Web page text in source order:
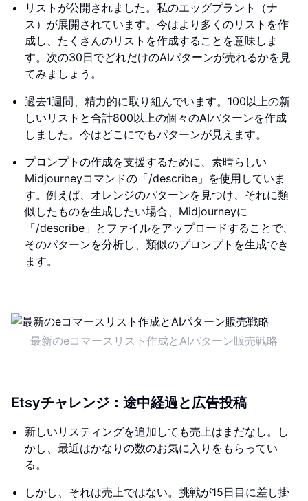
リストが公開されました。私のエッグプラント（ナ
ス）が展開されています。今はより多くのリストを作
成し、たくさんのリストを作成することを意味しま
す。次の30日でどれだけのAIパターンが売れるかを見
てみましょう。
過去1週間、精力的に取り組んでいます。100以上の新
しいリストと合計800以上の個々のAIパターンを作成
しました。今はどこにでもパターンが見えます。
プロンプトの作成を支援するために、素晴らしい
Midjourneyコマンドの「/describe」を使用していま
す。例えば、オレンジのパターンを見つけ、それに類
似したものを生成したい場合、Midjourneyに
「/describe」とファイルをアップロードすることで、
そのパターンを分析し、類似のプロンプトを生成でき
ます。
最新のeコマースリスト作成とAIパターン販売戦略
Etsyチャレンジ：途中経過と広告投稿
新しいリスティングを追加しても売上はまだなし。し
かし、最近はかなりの数のお気に入りをもらってい
る。
しかし、それは売上ではない。挑戦が15日目に差し掛